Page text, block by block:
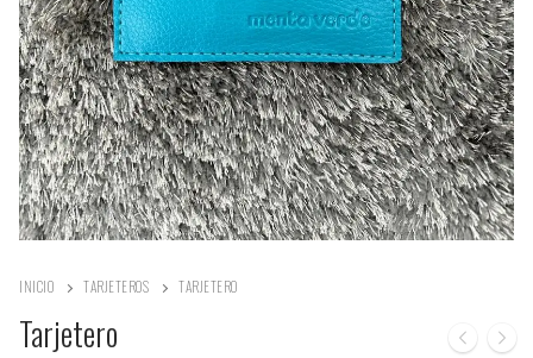
INICIO TARJETEROS TARJETERO
Tarjetero